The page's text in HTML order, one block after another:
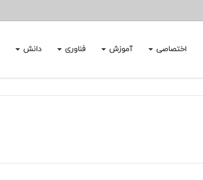
اختصاصی آموزش فناوری دانش